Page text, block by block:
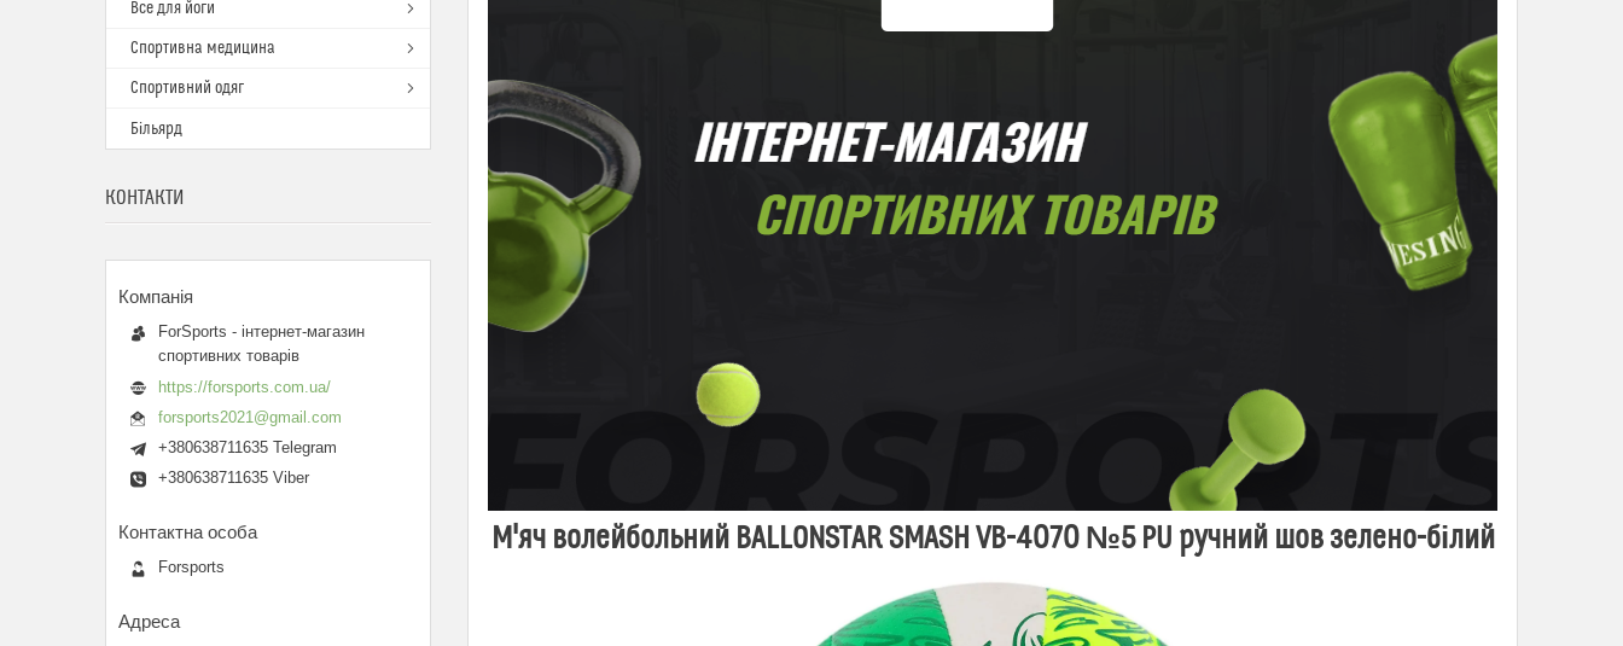
М'яч волейбольний BALLONSTAR SMASH VB-4070 №5 PU ручний шов зелено-білий
Все для йоги
Спортивна медицина
Спортивний одяг
Більярд
КОНТАКТИ
ForSports - інтернет-магазин
спортивних товарів
https://forsports.com.ua/
forsports2021@gmail.com
+380638711635 Telegram
+380638711635 Viber
Forsports